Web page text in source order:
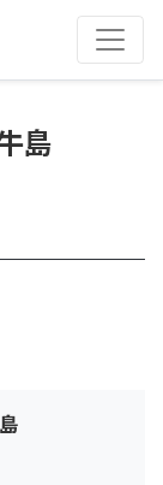
島